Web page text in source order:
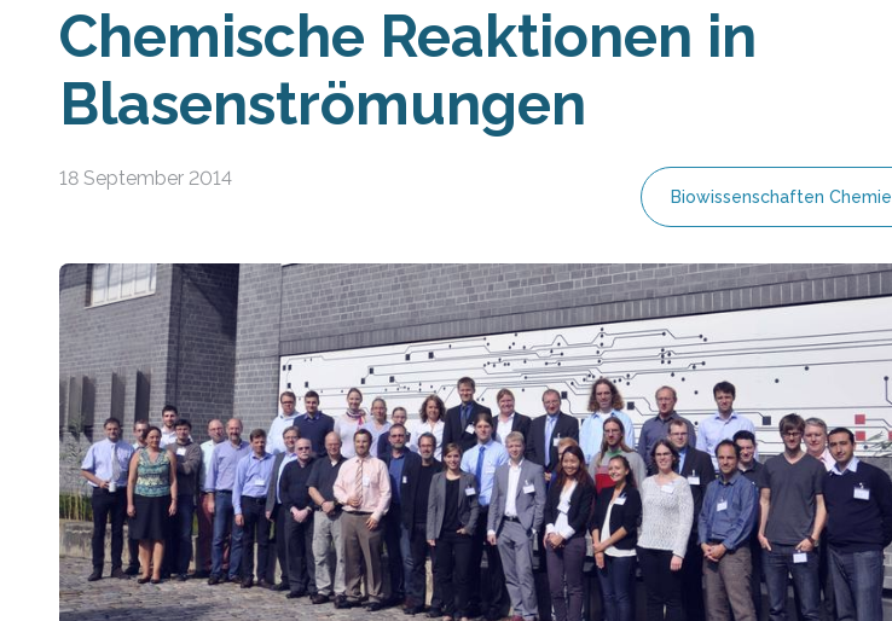
Chemische Reaktionen in
Blasenströmungen
18 September 2014
Biowissenschaften Chemie